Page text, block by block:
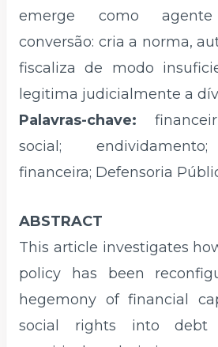
emerge como
conversão: cria a norma,
fiscaliza de modo
legitima judicialmente a
Palavras-chave:
social;
financeira; Defensoria
ABSTRACT
This article investigates
policy has been
hegemony of financial
social rights into debt